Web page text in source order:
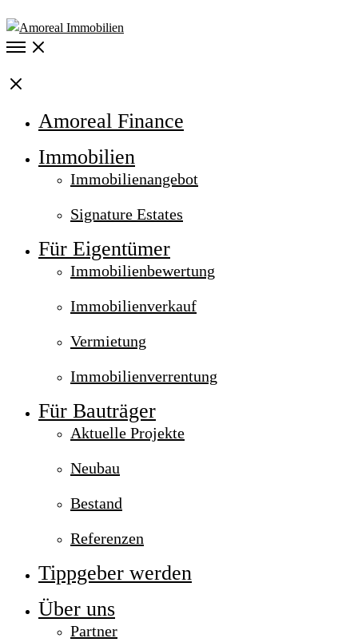
Open
Close
Amoreal Finance
Immobilien
Immobilienangebot
Signature Estates
Für Eigentümer
Immobilienbewertung
Immobilienverkauf
Vermietung
Immobilienverrentung
Für Bauträger
Aktuelle Projekte
Neubau
Bestand
Referenzen
Tippgeber werden
Über uns
Partner